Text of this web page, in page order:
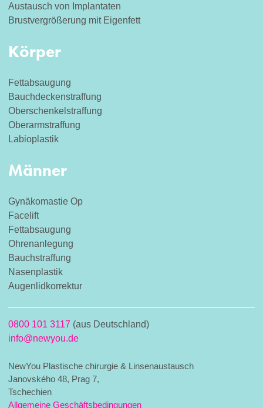
Austausch von Implantaten
Brustvergrößerung mit Eigenfett
Körper
Fettabsaugung
Bauchdeckenstraffung
Oberschenkelstraffung
Oberarmstraffung
Labioplastik
Männer
Gynäkomastie Op
Facelift
Fettabsaugung
Ohrenanlegung
Bauchstraffung
Nasenplastik
Augenlidkorrektur
0800 101 3117 (aus Deutschland)
info@newyou.de
NewYou Plastische chirurgie & Linsenaustausch
Janovského 48, Prag 7,
Tschechien
Allgemeine Geschäftsbedingungen